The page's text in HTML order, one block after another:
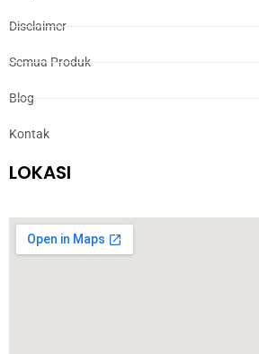
Disclaimer
Semua Produk
Blog
Kontak
LOKASI